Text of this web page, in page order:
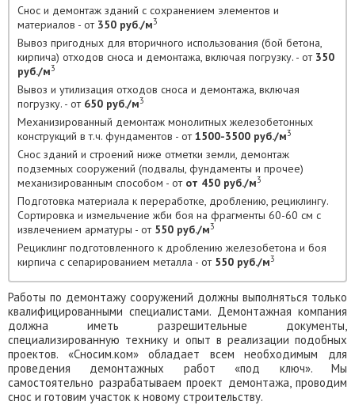
Снос и демонтаж зданий с сохранением элементов и
материалов - от 350 руб./м3
Вывоз пригодных для вторичного использования (бой бетона,
кирпича) отходов сноса и демонтажа, включая погрузку. - от 350
руб./м3
Вывоз и утилизация отходов сноса и демонтажа, включая
погрузку. - от 650 руб./м3
Механизированный демонтаж монолитных железобетонных
конструкций в т.ч. фундаментов - от1500-3500 руб./м3
Снос зданий и строений ниже отметки земли, демонтаж
подземных сооружений (подвалы, фундаменты и прочее)
механизированным способом - от от 450 руб./м3
Подготовка материала к переработке, дроблению, рециклингу.
Сортировка и измельчение жби боя на фрагменты 60-60 см с
извлечением арматуры - от 550 руб./м3
Рециклинг подготовленного к дроблению железобетона и боя
кирпича с сепарированием металла - от 550 руб./м3
Работы по демонтажу сооружений должны выполняться только
квалифицированными специалистами. Демонтажная компания
должна иметь разрешительные документы,
специализированную технику и опыт в реализации подобных
проектов. «Сносим.ком» обладает всем необходимым для
проведения демонтажных работ «под ключ». Мы
самостоятельно разрабатываем проект демонтажа, проводим
снос и готовим участок к новому строительству.